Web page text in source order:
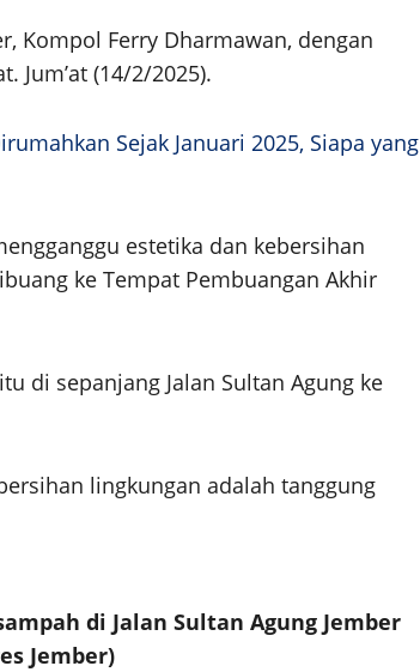
Kompol Ferry Dharmawan, dengan
Jum’at (14/2/2025).
Sejak Januari 2025, Siapa yang
estetika dan kebersihan
ke Tempat Pembuangan Akhir
di sepanjang Jalan Sultan Agung ke
lingkungan adalah tanggung
di Jalan Sultan Agung Jember
Jember)